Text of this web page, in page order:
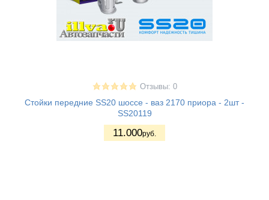
Отзывы: 0
Стойки передние SS20 шоссе - ваз 2170 приора - 2шт -
SS20119
11.000руб.